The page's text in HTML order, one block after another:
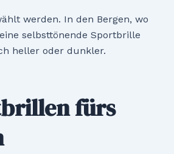
werden. In den Bergen, wo
selbsttönende Sportbrille
heller oder dunkler.
fürs